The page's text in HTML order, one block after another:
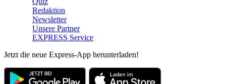
Redaktion
Newsletter
Unsere Partner
EXPRESS Service
Jetzt die neue Express-App herunterladen!